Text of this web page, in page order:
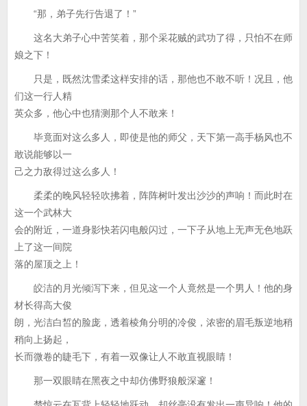
“那，弟子先行告退了！”
这名大弟子心中苦笑着，那个采花贼的武功了得，只怕不在师
娘之下！
只是，既然沈雪柔这样安排的话，那他也不敢不听！况且，他
们这一行人精
英众多，他心中也猜测那个人不敢来！
毕竟面对这么多人，即使是他的师父，天下第一高手杨风也不
敢说能够以一
己之力敌得过这么多人！
柔柔的晚风轻轻吹拂着，阵阵树叶发出沙沙的声响！而此时在
这一个武林大
会的附近，一道身影快若闪电般闪过，一下子从地上无声无色地跃
上了这一间院
落的屋顶之上！
皎洁的月光倾泻下来，但见这一个人竟然是一个男人！他的身
材长得高大俊
朗，光洁白皙的脸庞，透着棱角分明的冷俊，浓密的眉毛叛逆地稍
稍向上扬起，
长而微卷的睫毛下，有着一双像让人不敢直视眼睛！
那一双眼睛在黑夜之中却仿佛野狼般深邃！